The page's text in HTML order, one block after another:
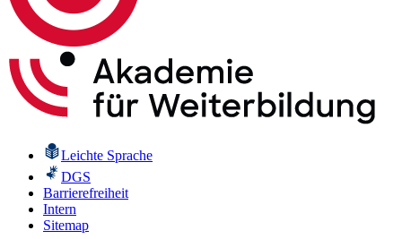
Leichte Sprache
DGS
Barrierefreiheit
Intern
Sitemap